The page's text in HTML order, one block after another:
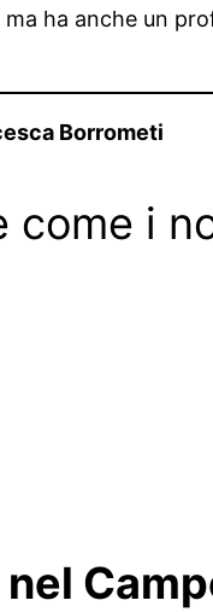
ha anche un
Borrometi
come i